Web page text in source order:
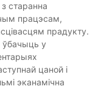
старанна
працэсам,
прадукту.
у
цаной і
эканамічна